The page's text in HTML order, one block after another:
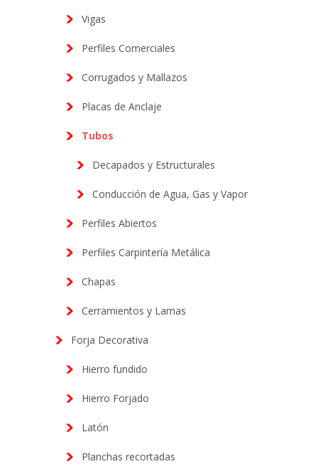
Vigas
Perfiles Comerciales
Corrugados y Mallazos
Placas de Anclaje
Tubos
Decapados y Estructurales
Conducción de Agua, Gas y Vapor
Perfiles Abiertos
Perfiles Carpintería Metálica
Chapas
Cerramientos y Lamas
Forja Decorativa
Hierro fundido
Hierro Forjado
Latón
Planchas recortadas